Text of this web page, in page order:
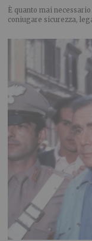
È quanto mai
coniugare sicurezza,